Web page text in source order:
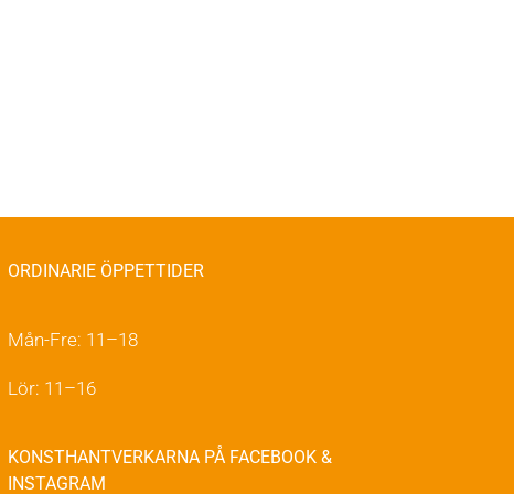
ORDINARIE ÖPPETTIDER
Mån-Fre: 11–18
Lör: 11–16
KONSTHANTVERKARNA PÅ FACEBOOK &
INSTAGRAM